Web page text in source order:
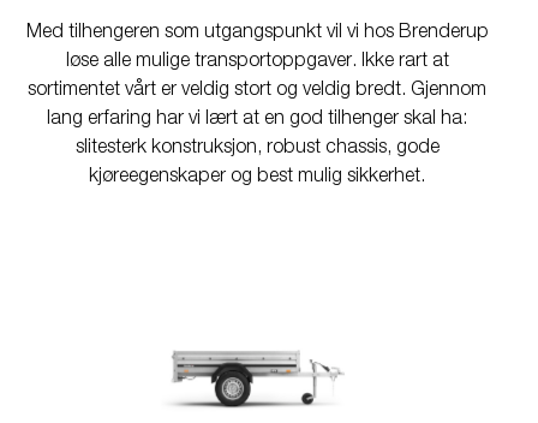
Med tilhengeren som utgangspunkt vil vi hos Brenderup
løse alle mulige transportoppgaver. Ikke rart at
sortimentet vårt er veldig stort og veldig bredt. Gjennom
lang erfaring har vi lært at en god tilhenger skal ha:
slitesterk konstruksjon, robust chassis, gode
kjøreegenskaper og best mulig sikkerhet.